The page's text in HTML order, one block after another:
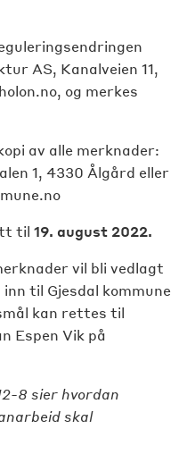
AS, Kanalveien 11,
og merkes
av alle merknader:
1, 4330 Ålgård eller
til 19. august 2022.
vil bli vedlagt
til Gjesdal kommune
kan rettes til
Espen Vik på
8 sier hvordan
skal